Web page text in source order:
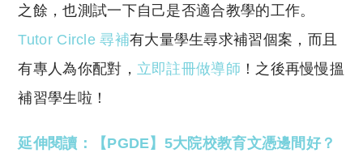
之餘，也測試一下自己是否適合教學的工作。
Tutor Circle 尋補有大量學生尋求補習個案，而且
有專人為你配對， 立即註冊做導師 ！之後再慢慢搵
補習學生啦！
延伸閱讀：【PGDE】5大院校教育文憑邊間好？